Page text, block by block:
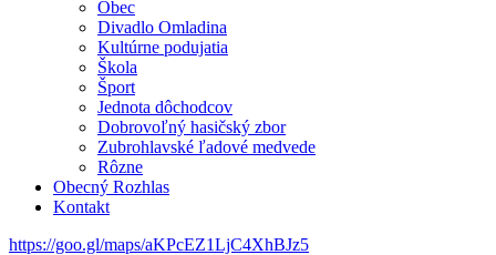
Obec
Divadlo Omladina
Kultúrne podujatia
Škola
Šport
Jednota dôchodcov
Dobrovoľný hasičský zbor
Zubrohlavské ľadové medvede
Rôzne
Obecný Rozhlas
Kontakt
https://goo.gl/maps/aKPcEZ1LjC4XhBJz5